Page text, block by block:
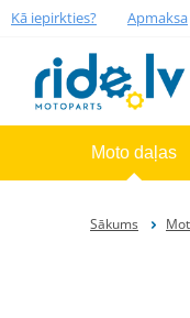
Kā iepirkties? Apmaksa
Moto daļas
Sākums